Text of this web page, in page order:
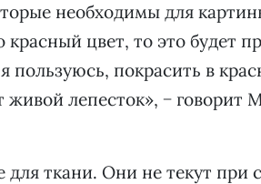
необходимы для
цвет, то это будет
пользуюсь, покрасить в
живой лепесток», −
для ткани. Они не текут при